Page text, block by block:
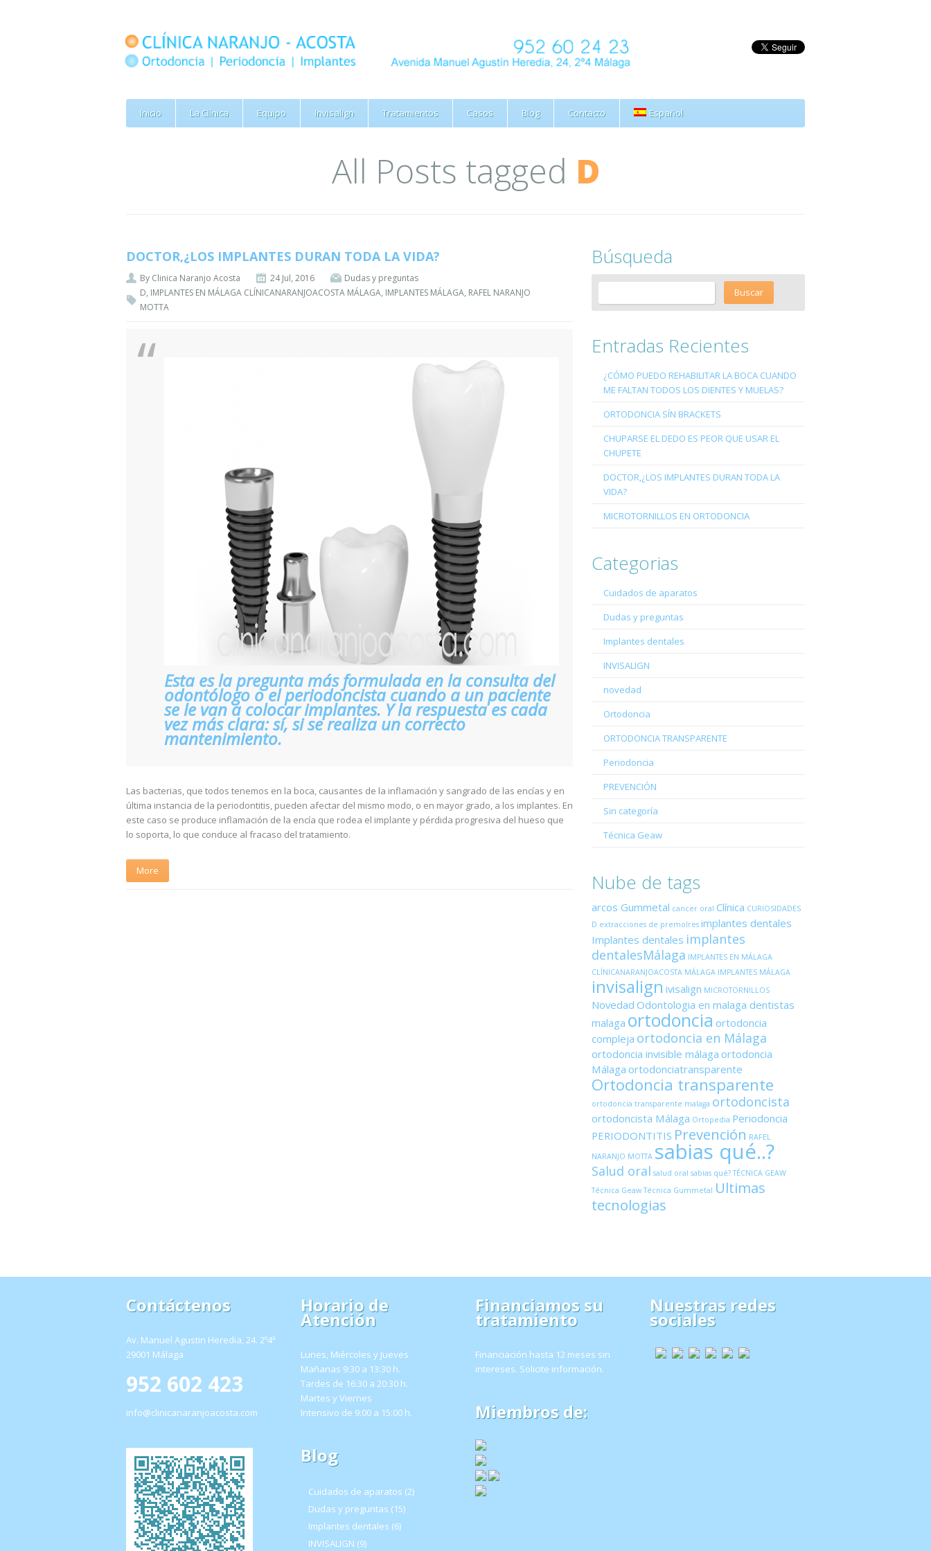
Inicio La Clínica Equipo Invisalign Tratamientos Casos Blog Contacto Español
All Posts tagged D
DOCTOR,¿LOS IMPLANTES DURAN TODA LA VIDA?
By Clinica Naranjo Acosta 24 Jul, 2016
Dudas y preguntas
D, IMPLANTES EN MÁLAGA CLÍNICANARANJOACOSTA MÁLAGA, IMPLANTES MÁLAGA, RAFEL NARANJO
MOTTA
Esta es la pregunta más formulada en la consulta del
odontólogo o el periodoncista cuando a un paciente
se le van a colocar implantes. Y la respuesta es cada
vez más clara: sí, si se realiza un correcto
mantenimiento.
Las bacterias, que todos tenemos en la boca, causantes de la inflamación y sangrado de las encías y en
última instancia de la periodontitis, pueden afectar del mismo modo, o en mayor grado, a los implantes. En
este caso se produce inflamación de la encía que rodea el implante y pérdida progresiva del hueso que
lo soporta, lo que conduce al fracaso del tratamiento.
More
Búsqueda
Entradas Recientes
¿CÓMO PUEDO REHABILITAR LA BOCA CUANDO
ME FALTAN TODOS LOS DIENTES Y MUELAS?
ORTODONCIA SÍN BRACKETS
CHUPARSE EL DEDO ES PEOR QUE USAR EL
CHUPETE
DOCTOR,¿LOS IMPLANTES DURAN TODA LA
VIDA?
MICROTORNILLOS EN ORTODONCIA
Categorias
Cuidados de aparatos
Dudas y preguntas
Implantes dentales
INVISALIGN
novedad
Ortodoncia
ORTODONCIA TRANSPARENTE
Periodoncia
PREVENCIÓN
Sin categoría
Técnica Geaw
Nube de tags
arcos Gummetal cancer oral Clínica CURIOSIDADES
D extracciones de premolres implantes dentales
Implantes dentales implantes
dentalesMálaga IMPLANTES EN MÁLAGA
CLÍNICANARANJOACOSTA MÁLAGA IMPLANTES MÁLAGA
invisalign ivisalign MICROTORNILLOS
Novedad Odontologia en malaga dentistas
malaga ortodoncia ortodoncia
compleja ortodoncia en Málaga
ortodoncia invisible málaga ortodoncia
Málaga ortodonciatransparente
Ortodoncia transparente
ortodoncia transparente malaga ortodoncista
ortodoncista Málaga Ortopedia Periodoncia
PERIODONTITIS Prevención RAFEL
NARANJO MOTTA sabias qué..?
Salud oral salud oral sabias qué? TÉCNICA GEAW
Técnica Geaw Técnica Gummetal Ultimas
tecnologias
Contáctenos
Av. Manuel Agustin Heredia, 24. 2º4ª
29001 Málaga
952 602 423
info@clinicanaranjoacosta.com
Horario de
Atención
Lunes, Miércoles y Jueves
Mañanas 9:30 a 13:30 h.
Tardes de 16:30 a 20:30 h.
Martes y Viernes
Intensivo de 9:00 a 15:00 h.
Blog
Cuidados de aparatos (2)
Dudas y preguntas (15)
Implantes dentales (6)
INVISALIGN (9)
Financiamos su
tratamiento
Financiación hasta 12 meses sin
intereses. Solicite información.
Miembros de:
Nuestras redes
sociales